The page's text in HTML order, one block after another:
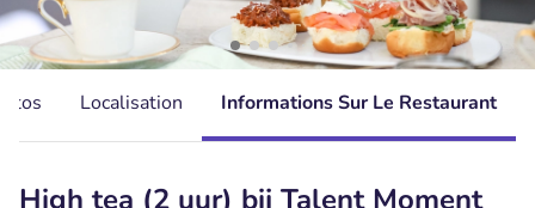
Localisation Informations Sur Le Restaurant
High tea (2 uur) bij Talent Moment